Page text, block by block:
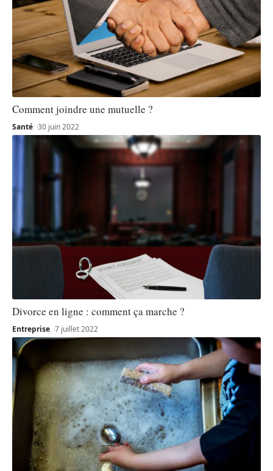
Comment joindre une mutuelle ?
Santé 30 juin 2022
Divorce en ligne : comment ça marche ?
Entreprise 7 juillet 2022